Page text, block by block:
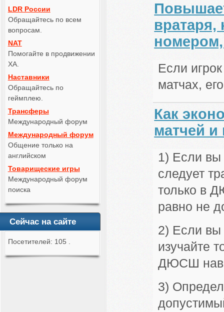
LDR России
Обращайтесь по всем
вопросам.
NAT
Помогайте в продвижении
ХА.
Наставники
Обращайтесь по
геймплею.
Трансферы
Международный форум
Международный форум
Общение только на
английском
Товарищеские игры
Международный форум
поиска
Сейчас на сайте
Посетителей: 105 .
вратаря,
Если
матчах,
Как
матчей и
1) Если вы
следует
только в
равно не
2) Если вы
изучайте
ДЮСШ
3)